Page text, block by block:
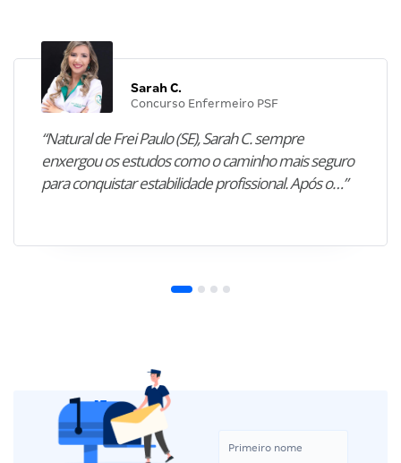
Sarah C.
Concurso Enfermeiro PSF
“Natural de Frei Paulo (SE), Sarah C. sempre
enxergou os estudos como o caminho mais seguro
para conquistar estabilidade profissional. Após o…”